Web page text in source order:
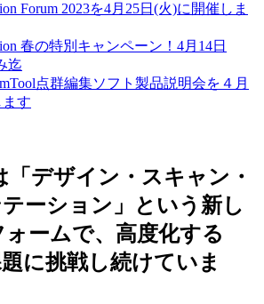
Forum 2023を4月25日(火)に開催しま
春の特別キャンペーン！4月14日
迄
点群編集ソフト製品説明会を４月
す
デザイン・スキャン・
ーション」という新し
ームで、高度化する
に挑戦し続けていま